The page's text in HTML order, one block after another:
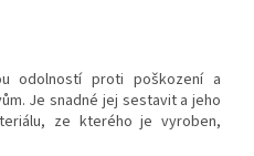
odolností proti poškození a
Je snadné jej sestavit a jeho
ze kterého je vyroben,